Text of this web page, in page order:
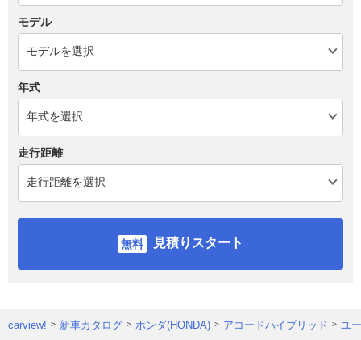
モデル
年式
走行距離
見積りスタート
carview! 新車カタログ ホンダ(HONDA) アコードハイブリッド ユ